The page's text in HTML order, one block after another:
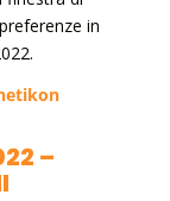
in
–